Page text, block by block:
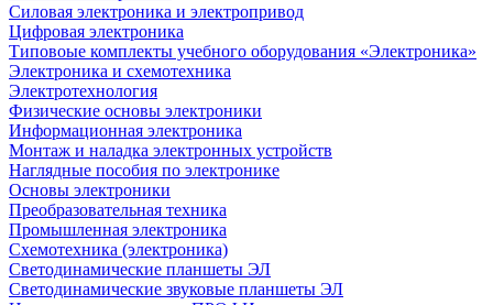
Cиловая электроника и электропривод
Цифровая электроника
Типовоые комплекты учебного оборудования «Электроника»
Электроника и схемотехника
Электротехнология
Физические основы электроники
Информационная электроника
Монтаж и наладка электронных устройств
Наглядные пособия по электронике
Основы электроники
Преобразовательная техника
Промышленная электроника
Схемотехника (электроника)
Светодинамические планшеты ЭЛ
Светодинамические звуковые планшеты ЭЛ